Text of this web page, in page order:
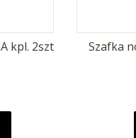
kpl. 2szt
Szafka